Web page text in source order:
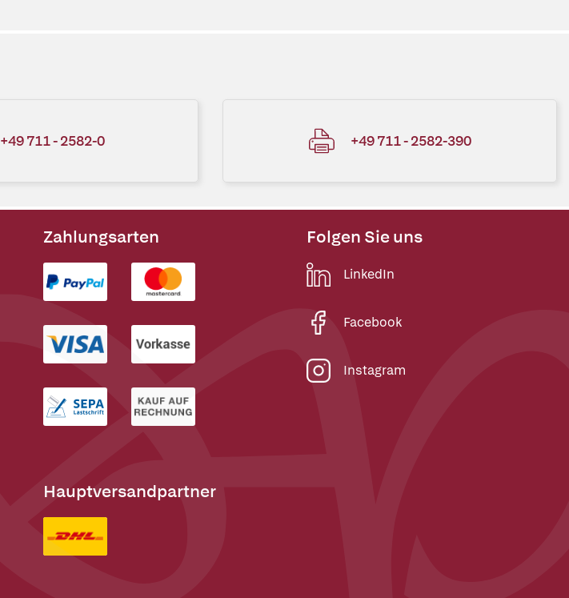
+49 711 - 2582-0 +49 711 - 2582-390
Zahlungsarten
Hauptversandpartner
Folgen Sie uns
LinkedIn
Facebook
Instagram